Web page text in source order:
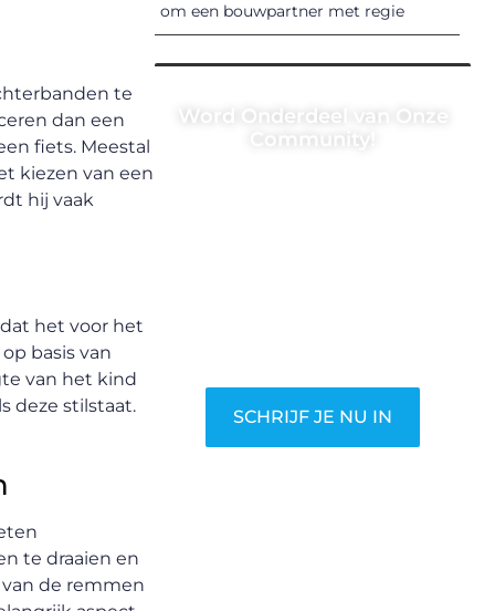
te
dan een
fiets. Meestal
kiezen van een
hij vaak
het voor het
basis van
van het kind
deze stilstaat.
te draaien en
de remmen
om een bouwpartner met regie
Word Onderdeel van Onze
Community!
SCHRIJF JE NU IN